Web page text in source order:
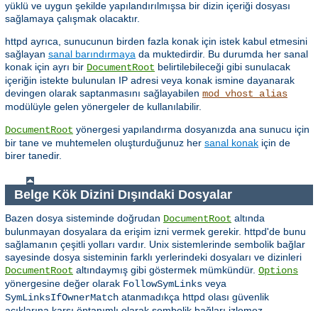
yüklü ve uygun şekilde yapılandırılmışsa bir dizin içeriği dosyası
sağlamaya çalışmak olacaktır.
httpd ayrıca, sunucunun birden fazla konak için istek kabul etmesini
sağlayan sanal barındırmaya da muktedirdir. Bu durumda her sanal
konak için ayrı bir DocumentRoot belirtilebileceği gibi sunulacak
içeriğin istekte bulunulan IP adresi veya konak ismine dayanarak
devingen olarak saptanmasını sağlayabilen mod_vhost_alias
modülüyle gelen yönergeler de kullanılabilir.
DocumentRoot yönergesi yapılandırma dosyanızda ana sunucu için
bir tane ve muhtemelen oluşturduğunuz her sanal konak için de
birer tanedir.
Belge Kök Dizini Dışındaki Dosyalar
Bazen dosya sisteminde doğrudan DocumentRoot altında
bulunmayan dosyalara da erişim izni vermek gerekir. httpd'de bunu
sağlamanın çeşitli yolları vardır. Unix sistemlerinde sembolik bağlar
sayesinde dosya sisteminin farklı yerlerindeki dosyaları ve dizinleri
DocumentRoot altındaymış gibi göstermek mümkündür. Options
yönergesine değer olarak FollowSymLinks veya
SymLinksIfOwnerMatch atanmadıkça httpd olası güvenlik